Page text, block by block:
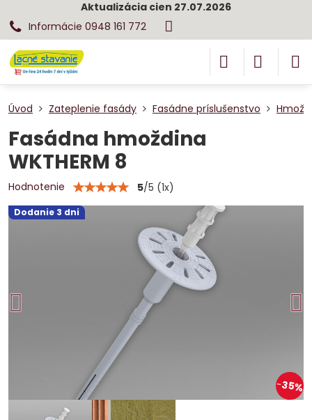
Aktualizácia cien 27.07.2026
Informácie 0948 161 772
Dodanie 3 dni
35%
Úvod Zateplenie fasády Fasádne príslušenstvo
Fasádna hmoždina
WKTHERM 8
Hodnotenie 5/5 (1x)